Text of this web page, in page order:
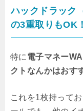
ハックドラック
の3重取りもOK！
特に 電子マネー
クトなんかはおす
これを1枚持って